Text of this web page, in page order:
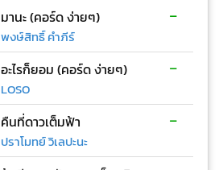
มานะ (คอร์ด ง่ายๆ)
พงษ์สิทธิ์ คำภีร์
-
อะไรก็ยอม (คอร์ด ง่ายๆ)
LOSO
-
คืนที่ดาวเต็มฟ้า
ปราโมทย์ วิเลปะนะ
-